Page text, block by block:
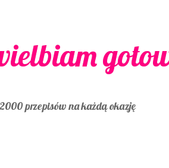
przepisów na każdą okazję